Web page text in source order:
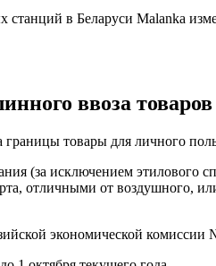
станций в Беларуси Malanka
ввоза
товары для личного
(за исключением
отличными от воздушного,
экономической комиссии